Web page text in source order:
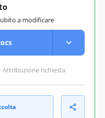
a modificare
Attribuzione richiesta